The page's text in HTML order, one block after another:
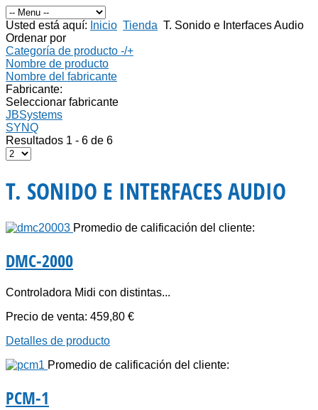
Usted está aquí: Inicio Tienda T. Sonido e Interfaces Audio
Ordenar por
Categoría de producto -/+
Nombre de producto
Nombre del fabricante
Fabricante:
Seleccionar fabricante
JBSystems
SYNQ
Resultados 1 - 6 de 6
T. SONIDO E INTERFACES AUDIO
Promedio de calificación del cliente:
DMC-2000
Controladora Midi con distintas...
Precio de venta: 459,80 €
Detalles de producto
Promedio de calificación del cliente:
PCM-1